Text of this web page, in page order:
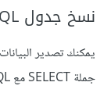
نسخ جدول MySQL احتياطيا إلى ملف نصي
يمكنك تصدير
جملة SELECT مع MySQL.